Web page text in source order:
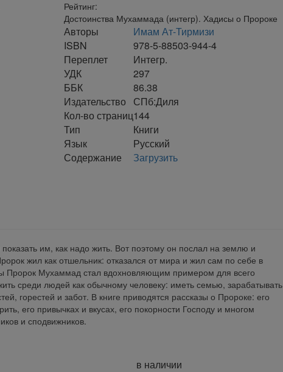
Рейтинг:
Достоинства Мухаммада (интегр). Хадисы о Пророке
Авторы
Имам Ат-Тирмизи
ISBN
978-5-88503-944-4
Переплет
Интегр.
УДК
297
ББК
86.38
Издательство
СПб:Диля
Кол-во страниц144
Тип
Книги
Язык
Русский
Содержание
Загрузить
им, как надо жить. Вот поэтому он послал на землю и
жил как отшельник: отказался от мира и жил сам по себе в
Пророк Мухаммад стал вдохновляющим примером для всего
среди людей как обычному человеку: иметь семью, зарабатывать
горестей и забот. В книге приводятся рассказы о Пророке: его
его привычках и вкусах, его покорности Господу и многом
и сподвижников.
в наличии